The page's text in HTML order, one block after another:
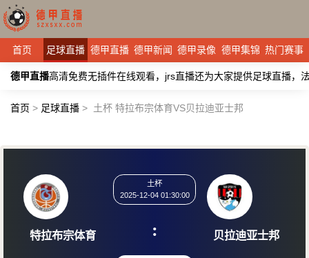
首页 足球直播 德甲直播 德甲新闻 德甲录像 德甲集锦 热门赛事
德甲直播高清免费无插件在线观看，jrs直播还为大家提供足球直播，
首页 > 足球直播 > 土杯 特拉布宗体育VS贝拉迪亚士邦
2025-12-04 01:30:00